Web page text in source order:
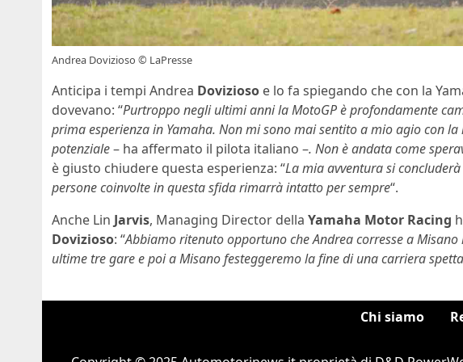
Andrea Dovizioso © LaPresse
Anticipa i tempi Andrea Dovizioso e lo fa spiegando che con la
dovevano: “Purtroppo negli ultimi anni la MotoGP è profondamente
prima esperienza in Yamaha. Non mi sono mai sentito a mio agio con
potenziale– ha affermato il pilota italiano –. Non è andata come
è giusto chiudere questa esperienza: “La mia avventura si
persone coinvolte in questa sfida rimarrà intatto per sempre“.
Anche Lin Jarvis, Managing Director della Yamaha Motor Racing
Dovizioso: “Abbiamo ritenuto opportuno che Andrea corresse a
ultime tre gare e poi a Misano festeggeremo la fine di una carriera
Chi siamo